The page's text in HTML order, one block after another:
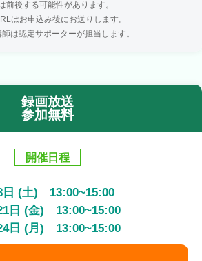
前後する可能性があります。
はお申込み後にお送りします。
は認定サポーターが担当します。
録画放送
参加無料
開催日程
日 (土) 13:00~15:00
日 (金) 13:00~15:00
日 (月) 13:00~15:00